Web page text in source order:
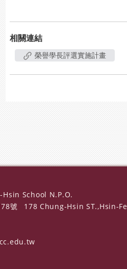
相關連結
榮譽學長評選實施計畫
Hsin School N.P.O.
號
178 Chung-Hsin ST.,Hsin-